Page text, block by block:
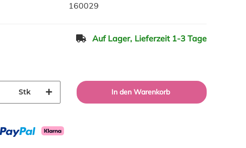
160029
Auf Lager, Lieferzeit 1-3 Tage
Stk In den Warenkorb